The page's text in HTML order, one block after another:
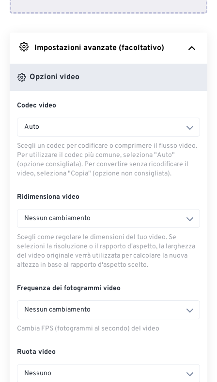
Da Google Drive
Impostazioni avanzate (facoltativo)
Opzioni video
Codec video
Auto
Scegli un codec per codificare o comprimere il flusso video.
Per utilizzare il codec più comune, seleziona "Auto"
(opzione consigliata). Per convertire senza ricodificare il
video, seleziona "Copia" (opzione non consigliata).
Ridimensiona video
Nessun cambiamento
Scegli come regolare le dimensioni del tuo video. Se
selezioni la risoluzione o il rapporto d'aspetto, la larghezza
del video originale verrà utilizzata per calcolare la nuova
altezza in base al rapporto d'aspetto scelto.
Frequenza dei fotogrammi video
Nessun cambiamento
Cambia FPS (fotogrammi al secondo) del video
Ruota video
Nessuno